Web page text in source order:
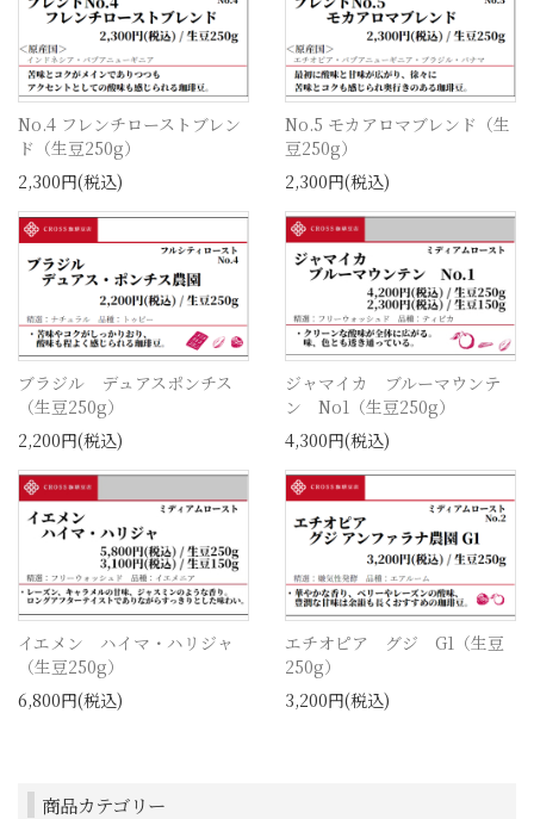
No.4 フレンチローストブレン
ド（生豆250g）
2,300円(税込)
No.5 モカアロマブレンド（生
豆250g）
2,300円(税込)
ブラジル デュアスポンチス
（生豆250g）
2,200円(税込)
ジャマイカ ブルーマウンテ
ン No1（生豆250g）
4,300円(税込)
イエメン ハイマ・ハリジャ
（生豆250g）
6,800円(税込)
エチオピア グジ G1（生豆
250g）
3,200円(税込)
商品カテゴリー